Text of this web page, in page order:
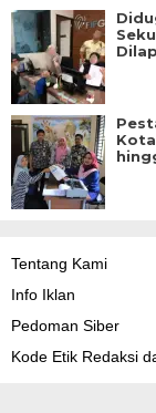
Tentang Kami
Info Iklan
Pedoman Siber
Kode Etik Redaksi